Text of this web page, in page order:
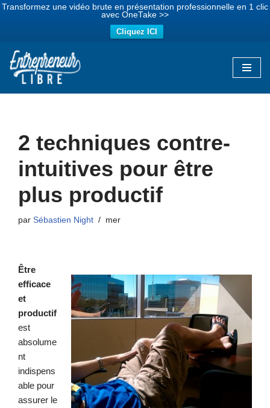
Transformez une vidéo brute en présentation professionnelle en 1 clic
avec OneTake >>
Cliquez ICI
Aller
2 techniques contre-
intuitives pour être
plus productif
par Sébastien Night mer
Être
efficace
et
productif
est
absolume
nt
indispens
able pour
assurer le